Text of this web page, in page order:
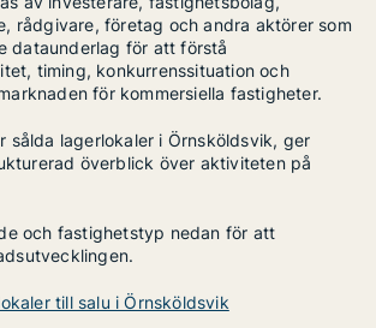
rådgivare, företag och andra aktörer som
dataunderlag för att förstå
timing, konkurrenssituation och
för kommersiella fastigheter.
sålda lagerlokaler i Örnsköldsvik, ger
överblick över aktiviteten på
och fastighetstyp nedan för att
till salu i Örnsköldsvik